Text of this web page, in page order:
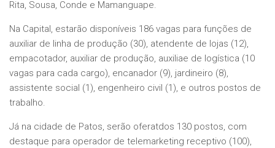
Rita, Sousa, Conde e Mamanguape.
Na Capital, estarão disponíveis 186 vagas para funções de
auxiliar de linha de produção (30), atendente de lojas (12),
empacotador, auxiliar de produção, auxiliae de logística (10
vagas para cada cargo), encanador (9), jardineiro (8),
assistente social (1), engenheiro civil (1), e outros postos de
trabalho.
Já na cidade de Patos, serão oferatdos 130 postos, com
destaque para operador de telemarketing receptivo (100),